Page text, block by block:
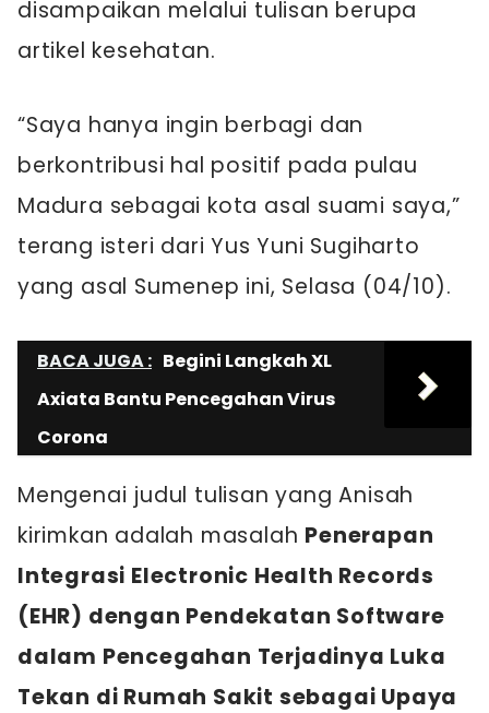
disampaikan melalui tulisan berupa
artikel kesehatan.
“Saya hanya ingin berbagi dan
berkontribusi hal positif pada pulau
Madura sebagai kota asal suami saya,”
terang isteri dari Yus Yuni Sugiharto
yang asal Sumenep ini, Selasa (04/10).
BACA JUGA : Begini Langkah XL
Axiata Bantu Pencegahan Virus
Corona
Mengenai judul tulisan yang Anisah
kirimkan adalah masalah Penerapan
Integrasi Electronic Health Records
(EHR) dengan Pendekatan Software
dalam Pencegahan Terjadinya Luka
Tekan di Rumah Sakit sebagai Upaya